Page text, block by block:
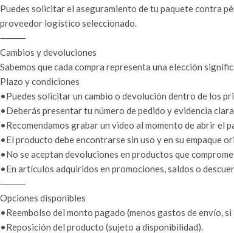
Puedes solicitar el aseguramiento de tu paquete contra
proveedor logístico seleccionado.
⸻
Cambios y devoluciones
Sabemos que cada compra representa una elección
Plazo y condiciones
•Puedes solicitar un cambio o devolución dentro de los
•Deberás presentar tu número de pedido y evidencia
•Recomendamos grabar un video al momento de abrir el
•El producto debe encontrarse sin uso y en su empaque
•No se aceptan devoluciones en productos que
•En artículos adquiridos en promociones, saldos o
⸻
Opciones disponibles
•Reembolso del monto pagado (menos gastos de envío, si
•Reposición del producto (sujeto a disponibilidad).